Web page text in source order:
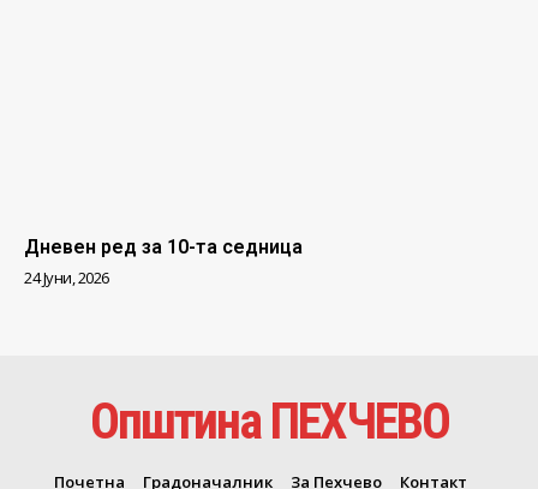
Дневен ред за 10-та седница
24 Јуни, 2026
Општина ПЕХЧЕВО
Почетна Градоначалник За Пехчево
Контакт